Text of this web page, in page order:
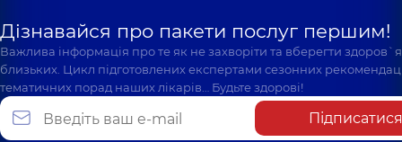
Дізнавайся про пакети послуг першим!
Важлива інформація про те як не захворіти та вберегти
близьких. Цикл підготовлених експертами сезонних
тематичних порад наших лікарів… Будьте здорові!
Підписатися